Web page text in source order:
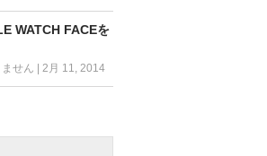
WATCH FACEを
せん |2月 11, 2014